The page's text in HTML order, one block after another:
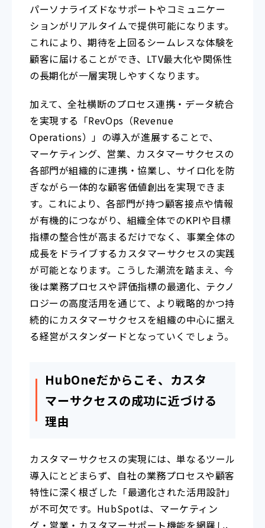
パーソナライズドなサポートやコミュニケー
ションがリアルタイムで提供可能になります。
これにより、期待を上回るシームレスな体験を
顧客に届けることができ、LTV最大化や関係性
の長期化が一層実現しやすくなります。
加えて、全社横断のプロセス連携・データ統合
を実現する「RevOps（Revenue
Operations）」の導入が進展することで、
マーケティング、営業、カスタマーサクセスの
各部門が組織的に連携・協業し、サイロ化を防
ぎながら一体的な顧客価値創出を実現できま
す。これにより、各部門が持つ顧客接点や情報
が有機的につながり、組織全体でのKPIや目標
指標の整合性が高まるだけでなく、事業全体の
成長をドライブするカスタマーサクセスの実践
が可能となります。こうした潮流を踏まえ、今
後は業務プロセスや評価指標の最適化、テクノ
ロジーの高度活用を通じて、より戦略的かつ持
続的にカスタマーサクセスを組織の中心に据え
る経営がスタンダードとなっていくでしょう。
HubOneだからこそ、カスタ
マーサクセスの成功に近づける
理由
カスタマーサクセスの実現には、単なるツール
導入にとどまらず、自社の業務プロセスや顧客
特性に深く根ざした「最適化された活用設計」
が不可欠です。HubSpotは、マーケティン
グ・営業・カスタマーサポート機能を網羅し、